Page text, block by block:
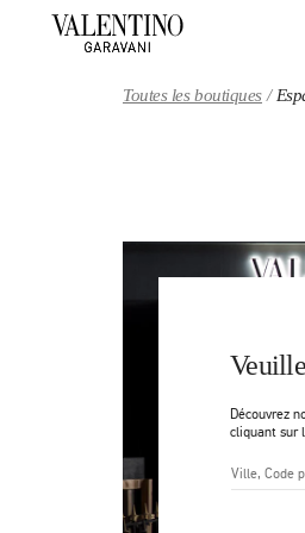
Toutes les boutiques
Découvrez
cliquant sur
Ville,